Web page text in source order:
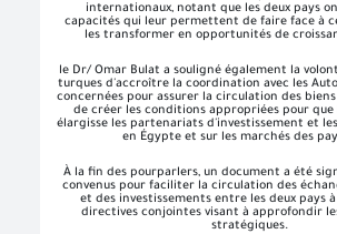
internationaux, notant que les deux pays
capacités qui leur permettent de faire face à
les transformer en opportunités de
le Dr/ Omar Bulat a souligné également la
turques d'accroître la coordination avec les
concernées pour assurer la circulation des
de créer les conditions appropriées pour que
élargisse les partenariats d'investissement et
en Égypte et sur les marchés des
À la fin des pourparlers, un document a été
convenus pour faciliter la circulation des
et des investissements entre les deux pays
directives conjointes visant à approfondir
stratégiques.